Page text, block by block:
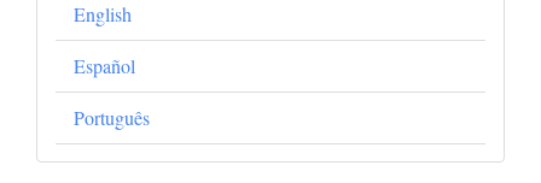
English
Español
Português